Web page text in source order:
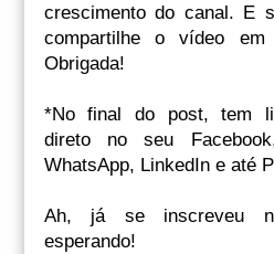
crescimento do canal. E
compartilhe o vídeo
Obrigada!
*No final do post, tem
direto no seu
WhatsApp, LinkedIn e até
Ah, já se inscreveu
esperando!